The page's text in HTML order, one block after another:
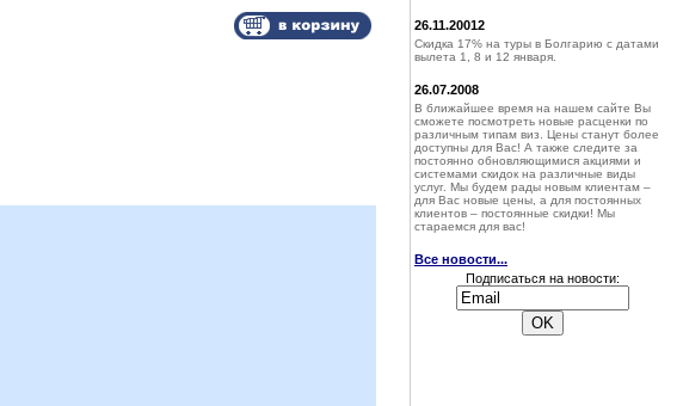
26.11.20012
Скидка 17% на туры в Болгарию с датами
вылета 1, 8 и 12 января.
26.07.2008
В ближайшее время на нашем сайте Вы
сможете посмотреть новые расценки по
различным типам виз. Цены станут более
доступны для Вас! А также следите за
постоянно обновляющимися акциями и
системами скидок на различные виды
услуг. Мы будем рады новым клиентам –
для Вас новые цены, а для постоянных
клиентов – постоянные скидки! Мы
стараемся для вас!
Все новости...
Подписаться на новости: